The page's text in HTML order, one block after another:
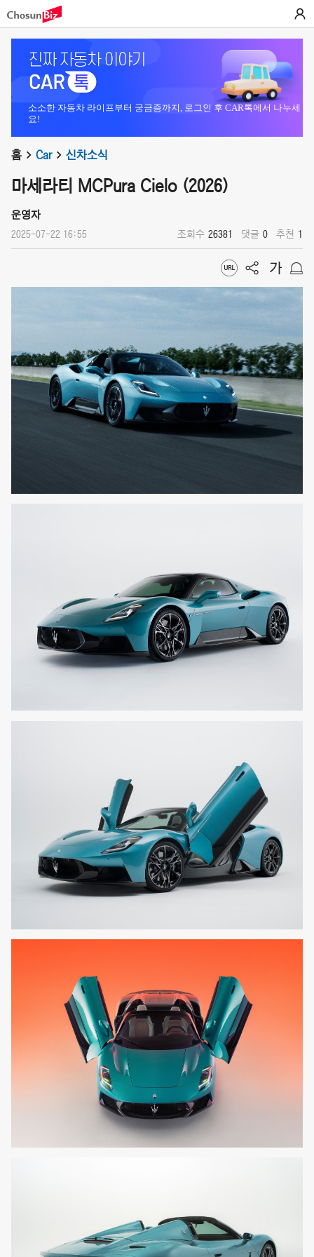
소소한 자동차 라이프부터 궁금증까지, 로그인 후 CAR톡에서 나누세
요!
홈 Car 신차소식
마세라티 MCPura Cielo (2026)
운영자
2025-07-22 16:55 조회수 26381 댓글 0 추천 1